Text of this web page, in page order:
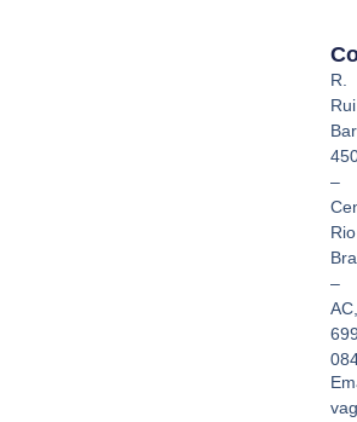
R.
Rui
–
Rio
–
AC,